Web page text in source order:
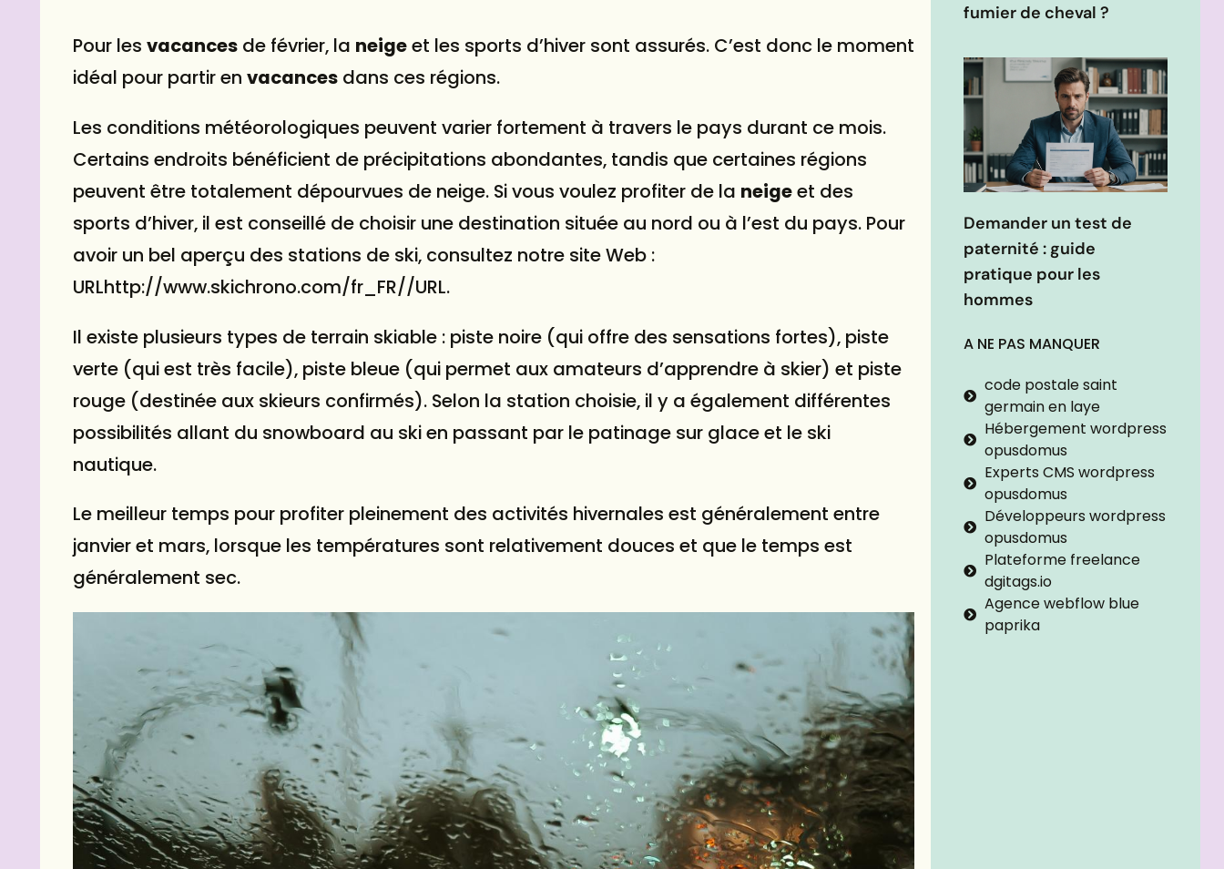
Pour les vacances de février, la neigeet les sports d’hiver sont assurés. C’est donc le moment
idéal pour partir en vacances dans ces régions.
Les conditions météorologiques peuvent varier fortement à travers le pays durant ce mois.
Certains endroits bénéficient de précipitations abondantes, tandis que certaines régions
peuvent être totalement dépourvues de neige. Si vous voulez profiter de la neigeet des
sports d’hiver, il est conseillé de choisir une destination située au nord ou à l’est du pays. Pour
avoir un bel aperçu des stations de ski, consultez notre site Web :
URLhttp://www.skichrono.com/fr_FR//URL.
Il existe plusieurs types de terrain skiable : piste noire (qui offre des sensations fortes), piste
verte (qui est très facile), piste bleue (qui permet aux amateurs d’apprendre à skier) et piste
rouge (destinée aux skieurs confirmés). Selon la station choisie, il y a également différentes
possibilités allant du snowboard au ski en passant par le patinage sur glace et le ski
nautique.
Le meilleur temps pour profiter pleinement des activités hivernales est généralement entre
janvieret mars, lorsque les températures sont relativement douces et que le temps est
généralement sec.
fumier de cheval ?
Demander un test de
paternité : guide
pratique pour les
hommes
A NE PAS MANQUER
code postale saint
germain en laye
Hébergement wordpress
opusdomus
Experts CMS wordpress
opusdomus
Développeurs wordpress
opusdomus
Plateforme freelance
dgitags.io
Agence webflow blue
paprika